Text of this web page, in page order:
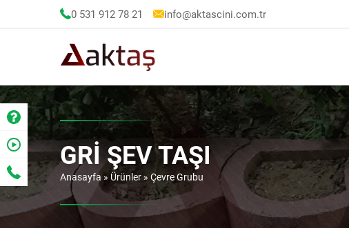
0 531 912 78 21 info@aktascini.com.tr
GRI ŞEV TAŞI
Anasayfa » Ürünler» Çevre Grubu